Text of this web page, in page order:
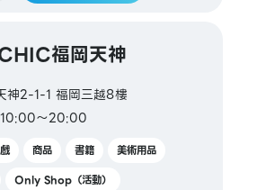
福岡天神
神2-1-1 福岡三越8樓
10:00～20:00
商品 書籍
美術用品
Only Shop（活動）